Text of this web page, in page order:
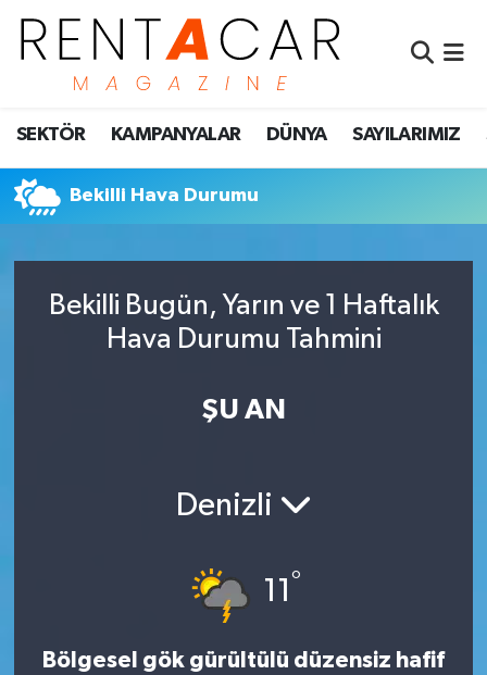
SEKTÖR KAMPANYALAR DÜNYA SAYILARIMIZ
Bekilli Hava Durumu
Bekilli Bugün, Yarın ve 1 Haftalık
Hava Durumu Tahmini
ŞU AN
Denizli
11°
Bölgesel gök gürültülü düzensiz hafif
İstanbul Nöbetçi Eczaneler
İstanbul Hava Durumu
İstanbul Namaz Vakitleri
Süper Lig Puan Durumu ve Fikstür
Son Dakika Haberleri